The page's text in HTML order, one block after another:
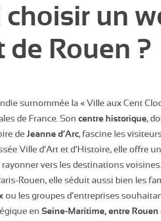
choisir un
de Rouen ?
surnommée la « Ville aux Cent
de France. Son centre historique,
de Jeanne d’Arc, fascine les
Ville d’Art et d’Histoire, elle offre
rayonner vers les destinations
Rouen, elle séduit aussi bien les
ou les groupes d’entreprises
en Seine-Maritime, entre Rouen